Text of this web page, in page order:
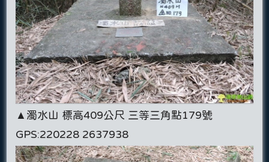
▲濁水山 標高409公尺 三等三角點179號
GPS:220228 2637938